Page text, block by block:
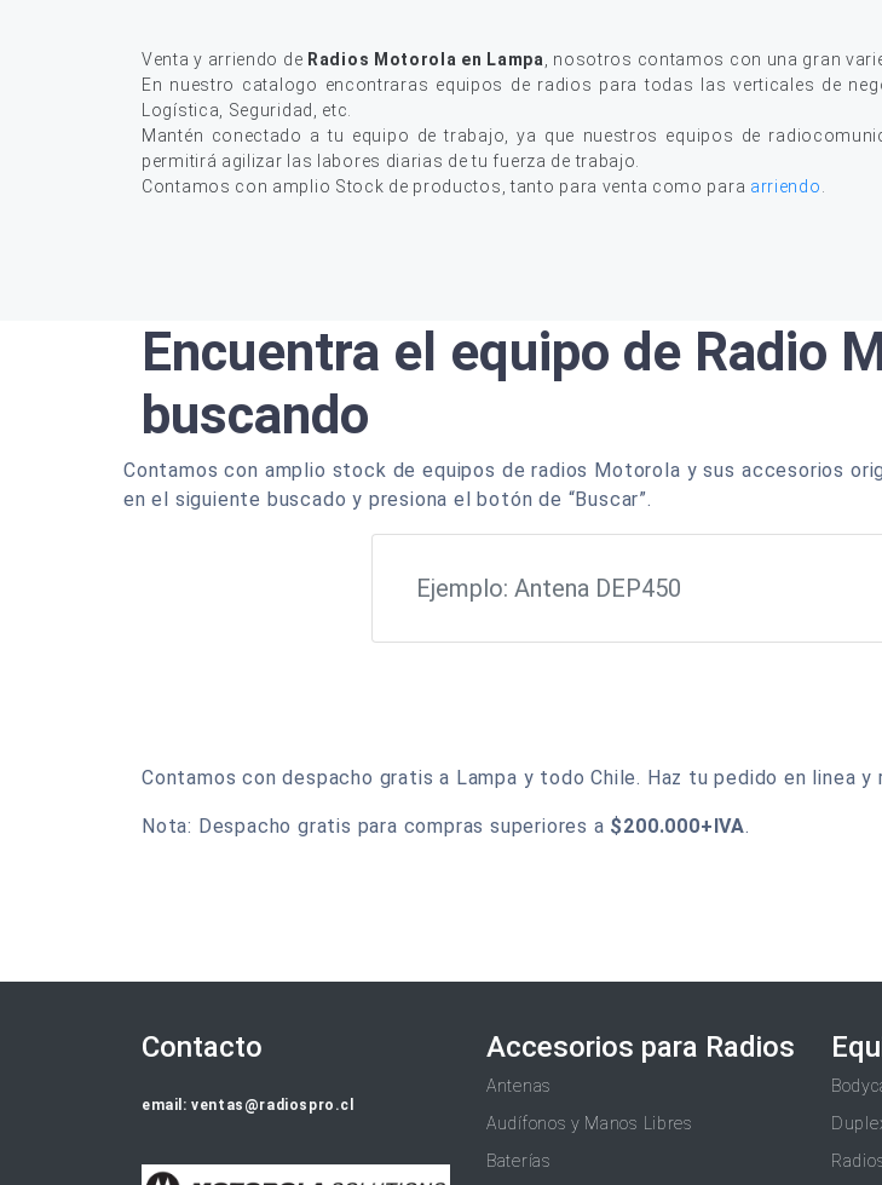
Venta y arriendo de Radios Motorola en Lampa
, nosotros contamos con una gran
En nuestro catalogo encontraras equipos de radios para todas las verticales de
Logística, Seguridad, etc.
Mantén conectado a tu equipo de trabajo, ya que nuestros equipos de
permitirá agilizar las labores diarias de tu fuerza de trabajo.
Contamos con amplio Stock de productos, tanto para venta como para arriendo
Encuentra el equipo de Radio
buscando
Contamos con amplio stock de equipos de radios Motorola y sus accesorios
en el siguiente buscado y presiona el botón de “Buscar”.
Contamos con despacho gratis a Lampa y todo Chile. Haz tu pedido en linea
Nota: Despacho gratis para compras superiores a $200.000+IVA.
Contacto
email: ventas@radiospro.cl
Accesorios para Radios
Antenas
Audífonos y Manos Libres
Baterías